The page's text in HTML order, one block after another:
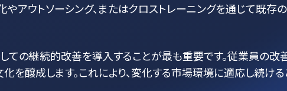
やアウトソーシング、またはクロストレーニングを通じて既
ての継続的改善を導入することが最も重要です。従業員の
を醸成します。これにより、変化する市場環境に適応し続け